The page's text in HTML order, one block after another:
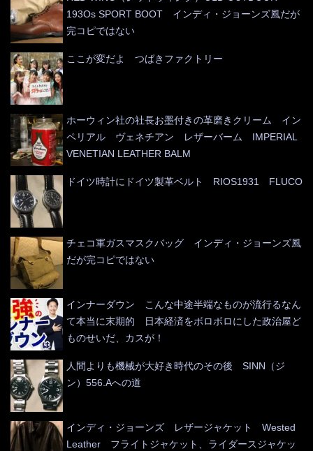
193Os SPORT BOOT インディ・ジョーンズ風だが
完コピではない
ここが変だよ つばきファクトリー
ホーウィン社の社長お墨付きの革磨きクリーム イン
ペリアル ヴェネチアン レザーバーム IMPERIAL
VENETIAN LEATHER BALM
ドイツ時計にドイツ製革ベルト RIOS1931 FLUCO
チェコ軍ガスマスクバッグ インディ・ジョーンズ風
だが完コピではない
インナーダウン こんな中途半端なものが流行るなん
て本当に末期的 日本経済をボロボロにした政治屋ど
ものせいだ、カスが！
人間よりも機械が大好き時代のその後 SINN（ジ
ン）556.Aへの道
インディ・ジョーンズ レザージャケット Wested
Leather フライトジャケット、ライダースジャケッ